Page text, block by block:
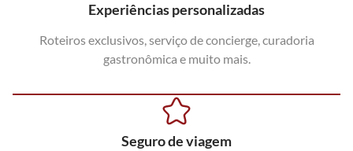
Experiências personalizadas
Roteiros exclusivos, serviço de concierge, curadoria
gastronômica e muito mais.
Seguro de viagem